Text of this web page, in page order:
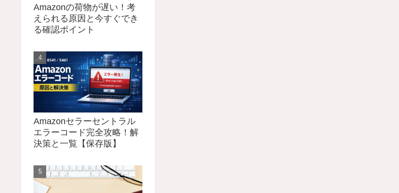
Amazonの荷物が遅い！考
えられる原因と今すぐでき
る確認ポイント
Amazonセラーセントラル
エラーコード完全攻略！解
決策と一覧【保存版】